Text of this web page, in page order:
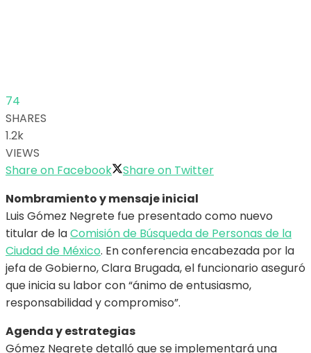
74
SHARES
1.2k
VIEWS
Share on Facebook
Share on Twitter
Nombramiento y mensaje inicial
Luis Gómez Negrete fue presentado como nuevo
titular de laComisión de Búsqueda de Personas de la
Ciudad de México. En conferencia encabezada por la
jefa de Gobierno, Clara Brugada, el funcionario aseguró
que inicia su labor con “ánimo de entusiasmo,
responsabilidad y compromiso”.
Agenda y estrategias
Gómez Negrete detalló que se implementará una